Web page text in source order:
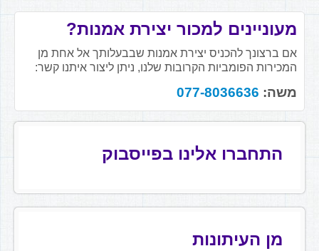
מעוניינים למכור יצירת אמנות?
אם ברצונך להכניס יצירת אמנות שבבעלותך אל אחת מן
המכירות הפומביות הקרובות שלנו, ניתן ליצור איתנו קשר:
משה: 077-8036636
התחברו אלינו בפייסבוק
מן העיתונות